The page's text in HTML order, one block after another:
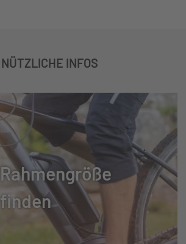
NÜTZLICHE INFOS
Rahmengröße
finden